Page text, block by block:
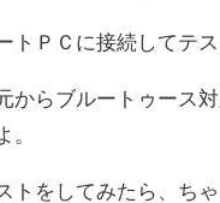
トＰＣに接続してテ
からブルートゥース
。
トをしてみたら、ち